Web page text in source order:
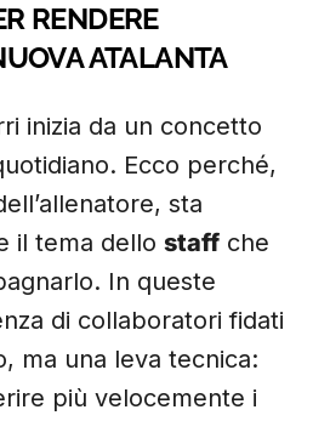
RENDERE
ATALANTA
inizia da un concetto
Ecco perché,
sta
il tema dello staff che
In queste
di collaboratori fidati
ma una leva tecnica:
più velocemente i